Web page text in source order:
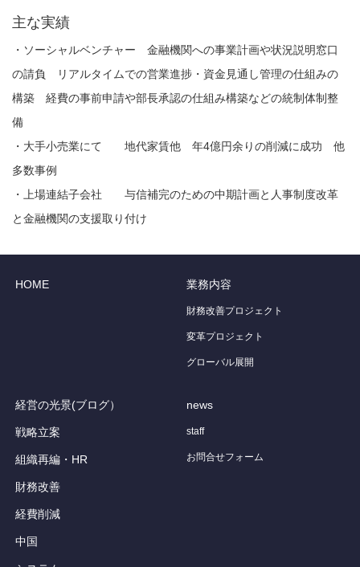
主な実績
・ソーシャルベンチャー 金融機関への事業計画や状況説明窓口
の請負 リアルタイムでの営業進捗・資金見通し管理の仕組みの
構築 経費の事前申請や部長承認の仕組み構築などの統制体制整
備
・大手小売業にて 地代家賃他 年4億円余りの削減に成功 他
多数事例
・上場連結子会社 与信補完のための中期計画と人事制度改革
と金融機関の支援取り付け
HOME 業務内容
財務改善プロジェクト
変革プロジェクト
グローバル展開
経営の光景(ブログ）
戦略立案
組織再編・HR
財務改善
経費削減
中国
news
staff
お問合せフォーム